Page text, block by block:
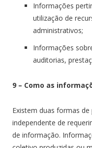
Informações
utilização de
administrativos;
Informações
auditorias,
9 – Como as
Existem duas formas
independente de
de informação.